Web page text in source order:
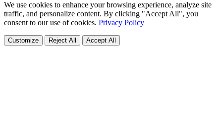
We use cookies to enhance your browsing experience, analyze site
traffic, and personalize content. By clicking "Accept All", you
consent to our use of cookies. Privacy Policy
Customize Reject All Accept All